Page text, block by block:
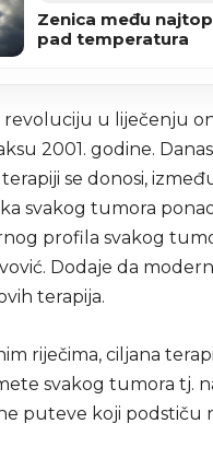
Zenica među
pad temperatura
revoluciju u liječenju
2001. godine.
se donosi,
svakog tumora
profila svakog
Dodaje da
terapija.
riječima, ciljana
svakog tumora tj.
puteve koji podstiču